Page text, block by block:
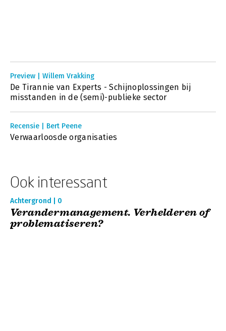
Preview | Willem Vrakking
De Tirannie van Experts - Schijnoplossingen bij
misstanden in de (semi)-publieke sector
Recensie | Bert Peene
Verwaarloosde organisaties
Ook interessant
Achtergrond | 0
Verandermanagement. Verhelderen of
problematiseren?